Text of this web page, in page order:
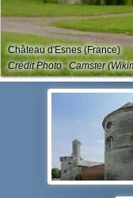
Château d'Esnes (France)
Crédit Photo : Camster